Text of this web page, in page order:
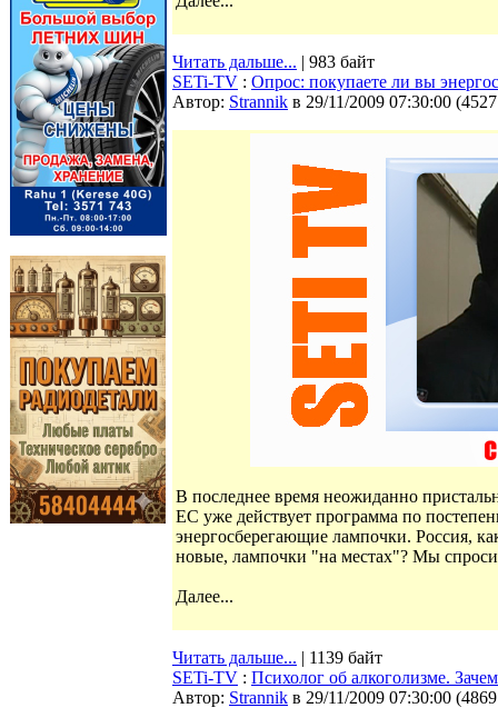
Читать дальше... | 983 байт
SETi-TV : Опрос: покупаете ли вы
Автор: Strannik в 29/11/2009 07:30:00 (
В последнее время неожиданно
ЕС уже действует программа по
энергосберегающие лампочки. Россия,
новые, лампочки "на местах"? Мы
Далее...
Читать дальше... | 1139 байт
SETi-TV : Психолог об алкоголизме.
Автор: Strannik в 29/11/2009 07:30:00 (